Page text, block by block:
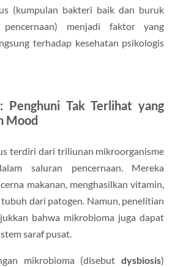
(kumpulan bakteri baik dan buruk
menjadi faktor yang
terhadap kesehatan psikologis
Penghuni Tak Terlihat yang
Mood
terdiri dari triliunan mikroorganisme
saluran pencernaan. Mereka
makanan, menghasilkan vitamin,
dari patogen. Namun, penelitian
bahwa mikrobioma juga dapat
saraf pusat.
mikrobioma (disebutdysbiosis)